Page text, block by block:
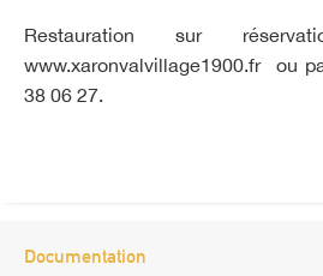
Restauration sur
www.xaronvalvillage1900.fr ou
38 06 27.
Documentation